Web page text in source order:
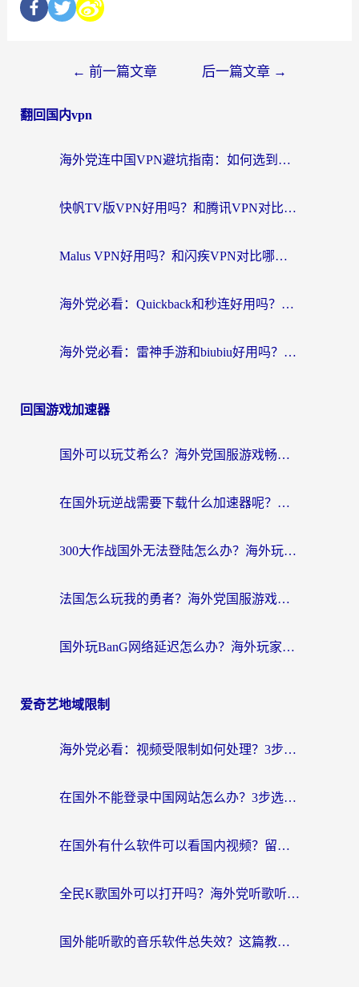
← 前一篇文章 后一篇文章 →
翻回国内vpn
海外党连中国VPN避坑指南：如何选到真正能无缝刷国内资源的加速器？
快帆TV版VPN好用吗？和腾讯VPN对比哪个回国效果更好？海外党必看的真实体验指南
Malus VPN好用吗？和闪疾VPN对比哪个回国效果更好？海外华人的实用避坑指南
海外党必看：Quickback和秒连好用吗？3步选对回国加速器，无缝刷国内资源
海外党必看：雷神手游和biubiu好用吗？3招选对回国加速器无缝刷国内资源
回国游戏加速器
国外可以玩艾希么？海外党国服游戏畅玩终极指南（附加速器选择秘籍）
在国外玩逆战需要下载什么加速器呢？海外党亲测有效的国服游戏加速指南
300大作战国外无法登陆怎么办？海外玩家亲测有效的解决指南
法国怎么玩我的勇者？海外党国服游戏不卡攻略，附3款热门游戏加速实测
国外玩BanG网络延迟怎么办？海外玩家亲测有效的国服游戏加速指南
爱奇艺地域限制
海外党必看：视频受限制如何处理？3步解决国内剧番“看不了”难题
在国外不能登录中国网站怎么办？3步选对回国加速器，无缝刷剧、办业务
在国外有什么软件可以看国内视频？留学生亲测的追剧救星来了
全民K歌国外可以打开吗？海外党听歌听书无限制的实用指南
国外能听歌的音乐软件总失效？这篇教你怎么在海外流畅听网易云